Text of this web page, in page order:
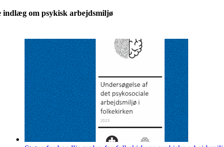
indlæg om psykisk arbejdsmiljø